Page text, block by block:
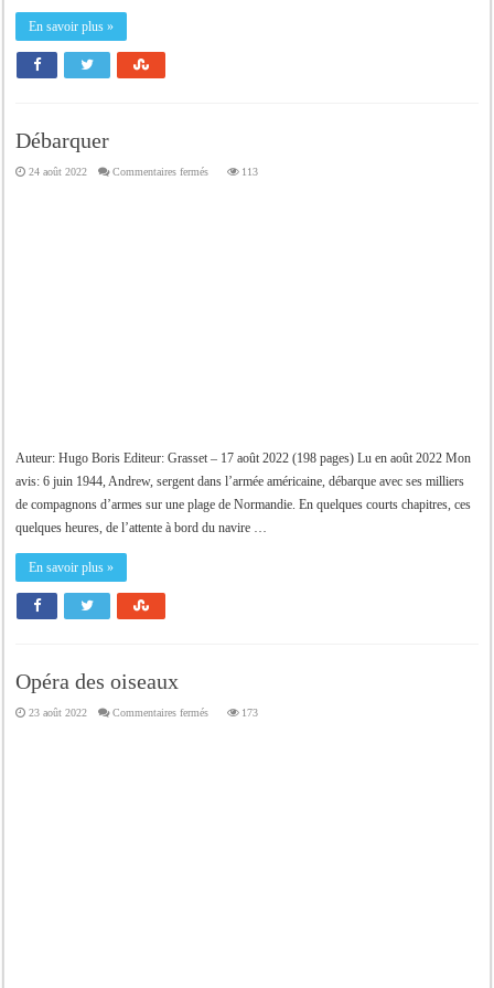
En savoir plus »
Débarquer
24 août 2022 Commentaires ferméssur
113
Auteur: Hugo Boris Editeur: Grasset – 17 août 2022 (198 pages) Lu en août 2022 Mon
avis: 6 juin 1944, Andrew, sergent dans l’armée américaine, débarque avec ses milliers
de compagnons d’armes sur une plage de Normandie. En quelques courts chapitres, ces
quelques heures, de l’attente à bord du navire …
En savoir plus »
Opéra des oiseaux
23 août 2022 Commentaires fermés 173